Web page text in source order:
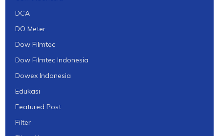
DCA
DO Meter
Dow Filmtec
Dow Filmtec Indonesia
Dowex Indonesia
Edukasi
Featured Post
Filter